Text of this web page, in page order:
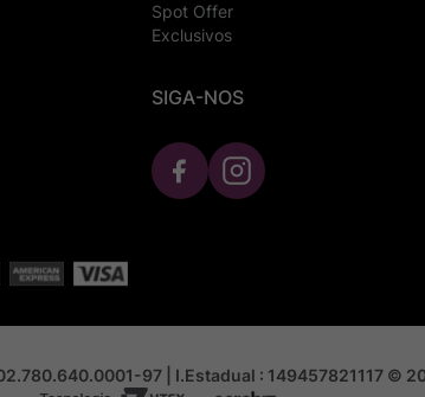
Spot Offer
Exclusivos
SIGA-NOS
97 | I.Estadual : 149457821117 ©